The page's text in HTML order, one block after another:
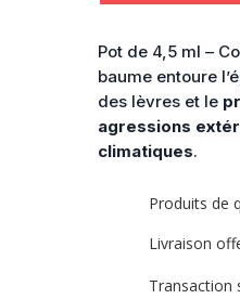
-
Dr
Hauschka
Pot de 4,5 ml –
baume entoure
des lèvres et le
agressions
climatiques.
Produits de
Livraison
Transaction